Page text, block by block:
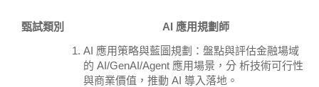
甄試類別 AI 應用規劃師
AI 應用策略與藍圖規劃：盤點與評估金融場域
的 AI/GenAI/Agent 應用場景，分 析技術可行性
與商業價值，推動 AI 導入落地。